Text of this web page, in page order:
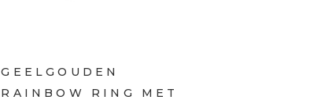
GEELGOUDEN
RAINBOW RING MET